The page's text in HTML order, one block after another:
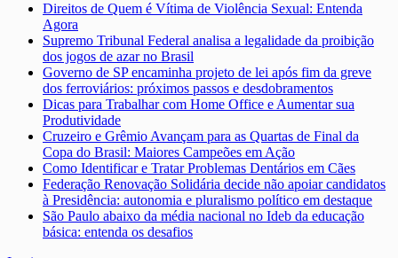
Direitos de Quem é Vítima de Violência Sexual: Entenda
Agora
Supremo Tribunal Federal analisa a legalidade da proibição
dos jogos de azar no Brasil
Governo de SP encaminha projeto de lei após fim da greve
dos ferroviários: próximos passos e desdobramentos
Dicas para Trabalhar com Home Office e Aumentar sua
Produtividade
Cruzeiro e Grêmio Avançam para as Quartas de Final da
Copa do Brasil: Maiores Campeões em Ação
Como Identificar e Tratar Problemas Dentários em Cães
Federação Renovação Solidária decide não apoiar candidatos
à Presidência: autonomia e pluralismo político em destaque
São Paulo abaixo da média nacional no Ideb da educação
básica: entenda os desafios